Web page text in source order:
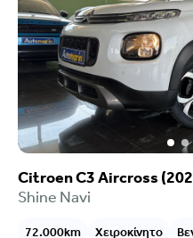
Citroen C3 Aircross
Shine Navi
72.000km Χειροκίνητο